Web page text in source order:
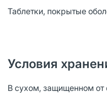
Таблетки, покрытые
Условия
В сухом, защищенном от